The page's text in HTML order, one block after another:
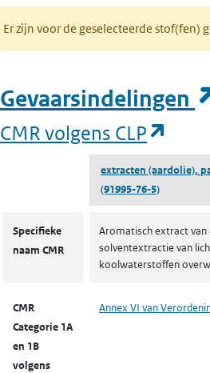
Er zijn voor de geselecteerde
Gevaarsindelingen
CMR volgens CLP
extracten (aardolie),
(91995-76-5)
Specifieke
naam CMR
Aromatisch extract van
solventextractie van
koolwaterstoffen
CMR
Categorie 1A
en 1B
volgens
Annex VI van